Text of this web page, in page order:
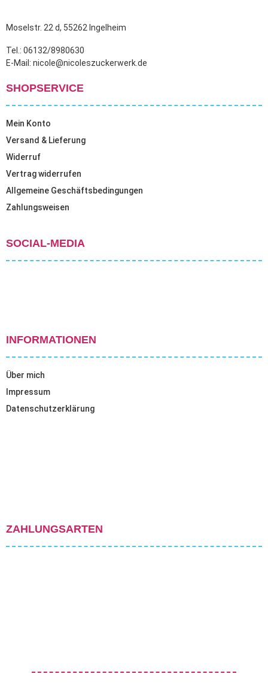
Moselstr. 22 d, 55262 Ingelheim
Tel.: 06132/8980630
E-Mail: nicole@nicoleszuckerwerk.de
SHOPSERVICE
Mein Konto
Versand & Lieferung
Widerruf
Vertrag widerrufen
Allgemeine Geschäftsbedingungen
Zahlungsweisen
SOCIAL-MEDIA
INFORMATIONEN
Über mich
Impressum
Datenschutzerklärung
ZAHLUNGSARTEN